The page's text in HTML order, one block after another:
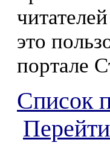
это
портале
Список